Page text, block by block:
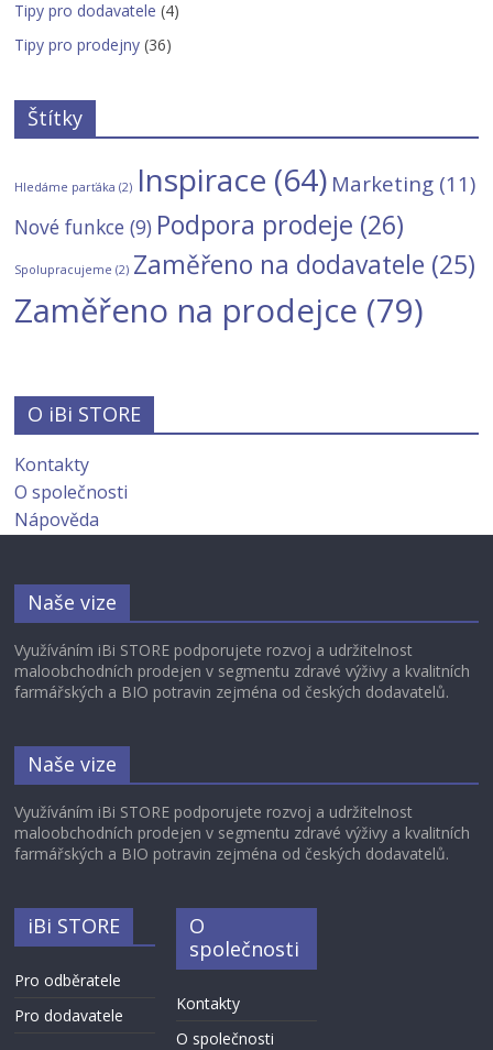
Tipy pro dodavatele (4)
Tipy pro prodejny (36)
Štítky
Hledáme parťáka (2) Inspirace (64) Marketing (11)
Nové funkce (9) Podpora prodeje (26)
Spolupracujeme (2) Zaměřeno na dodavatele (25)
Zaměřeno na prodejce (79)
O iBi STORE
Kontakty
O společnosti
Nápověda
Naše vize
Využíváním iBi STORE podporujete rozvoj a udržitelnost
maloobchodních prodejen v segmentu zdravé výživy a kvalitních
farmářských a BIO potravin zejména od českých dodavatelů.
Naše vize
Využíváním iBi STORE podporujete rozvoj a udržitelnost
maloobchodních prodejen v segmentu zdravé výživy a kvalitních
farmářských a BIO potravin zejména od českých dodavatelů.
iBi STORE
Pro odběratele
Pro dodavatele
O
společnosti
Kontakty
O společnosti